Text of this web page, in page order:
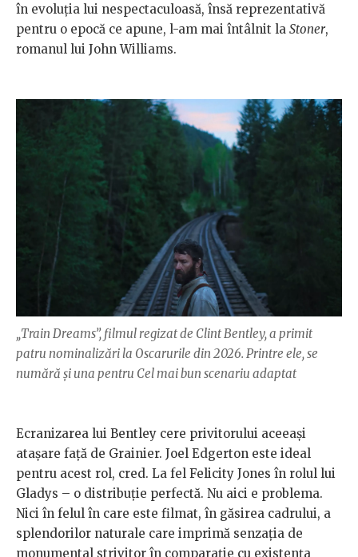
în evoluția lui nespectaculoasă, însă reprezentativă
pentru o epocă ce apune, l-am mai întâlnit la Stoner,
romanul lui John Williams.
„Train Dreams”, filmul regizat de Clint Bentley, a primit
patru nominalizări la Oscarurile din 2026. Printre ele, se
numără și una pentru Cel mai bun scenariu adaptat
Ecranizarea lui Bentley cere privitorului aceeași
atașare față de Grainier. Joel Edgerton este ideal
pentru acest rol, cred. La fel Felicity Jones în rolul lui
Gladys – o distribuție perfectă. Nu aici e problema.
Nici în felul în care este filmat, în găsirea cadrului, a
splendorilor naturale care imprimă senzația de
monumental strivitor în comparație cu existența